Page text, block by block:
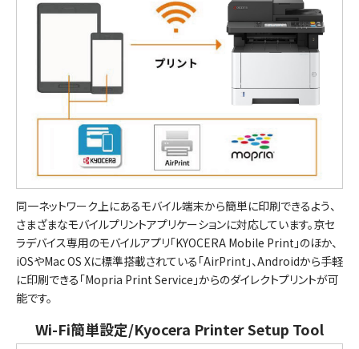
同一ネットワーク上にあるモバイル端末から簡単に印刷できるよう、
さまざまなモバイルプリントアプリケーションに対応しています。京セ
ラデバイス専用のモバイルアプリ「KYOCERA Mobile Print」のほか、
iOSやMac OS Xに標準搭載されている「AirPrint」、Androidから手軽
に印刷できる「Mopria Print Service」からのダイレクトプリントが可
能です。
Wi-Fi簡単設定/Kyocera Printer Setup Tool